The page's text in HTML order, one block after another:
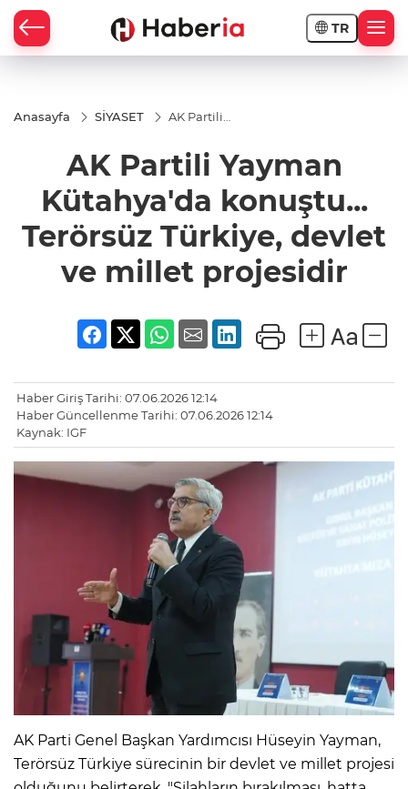
TR
Anasayfa SİYASET
AK Partili
konuştu...
Terörsüz
Türkiye,
devlet ve
projesidir
AK Partili Yayman
Kütahya'da konuştu...
Terörsüz Türkiye, devlet
ve millet projesidir
Haber Giriş Tarihi: 07.06.2026 12:14
Haber Güncellenme Tarihi: 07.06.2026 12:14
Kaynak: IGF
AK Parti Genel Başkan Yardımcısı Hüseyin Yayman,
Terörsüz Türkiye sürecinin bir devlet ve millet projesi